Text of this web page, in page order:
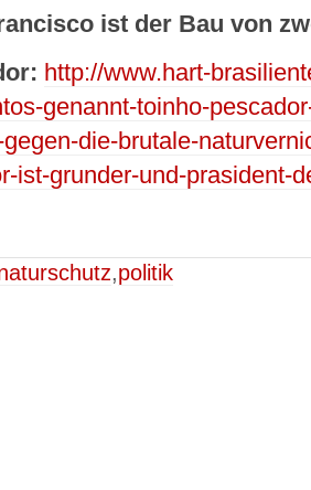
ist der Bau von
http://www.hart-
genannt-toinho-
die-brutale-
ist-grunder-und-prasident-
,politik